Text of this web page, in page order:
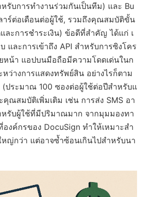
รับการทำงานร่วมกันเป็นทีม) และ Bu
าร์ต่อเดือนต่อผู้ใช้, รวมถึงคุณสมบัติขั้น
ละการชำระเงิน) ข้อดีที่สำคัญ ได้แก่ เ
และการเข้าถึง API สำหรับการซิงโคร
หน้า แอปบนมือถือมีความโดดเด่นในก
ว่างการแสดงทรัพย์สิน อย่างไรก็ตาม
ประมาณ 100 ซองต่อผู้ใช้ต่อปีสำหรับแ
คุณสมบัติเพิ่มเติม เช่น การส่ง SMS อา
รับผู้ใช้ที่มีปริมาณมาก จากมุมมองทา
องค์กรของ DocuSign ทำให้เหมาะสำ
ญ่กว่า แต่อาจซ้ำซ้อนเกินไปสำหรับนา